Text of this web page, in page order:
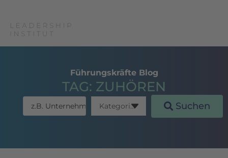
Führungskräfte Blog
TAG: ZUHÖREN
Suchen